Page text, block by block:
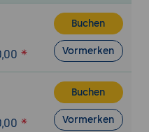
(IDS)
IDS: Erkennung
und Anomalien.
als IDS:
und
(IPS)
Buchen
Vormerken
Buchen
Vormerken